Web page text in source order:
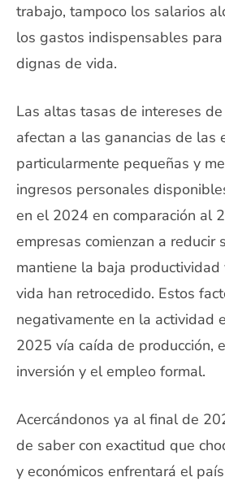
trabajo, tampoco los salarios
los gastos indispensables
dignas de vida.
Las altas tasas de intereses
afectan a las ganancias de las
particularmente pequeñas y
ingresos personales
en el 2024 en comparación al
empresas comienzan a reducir
mantiene la baja
vida han retrocedido. Estos
negativamente en la actividad
2025 vía caída de producción,
inversión y el empleo formal.
Acercándonos ya al final de
de saber con exactitud que
y económicos enfrentará el